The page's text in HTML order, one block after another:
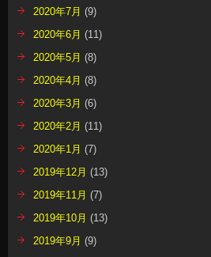
2020年7月 (9)
2020年6月 (11)
2020年5月 (8)
2020年4月 (8)
2020年3月 (6)
2020年2月 (11)
2020年1月 (7)
2019年12月 (13)
2019年11月 (7)
2019年10月 (13)
2019年9月 (9)